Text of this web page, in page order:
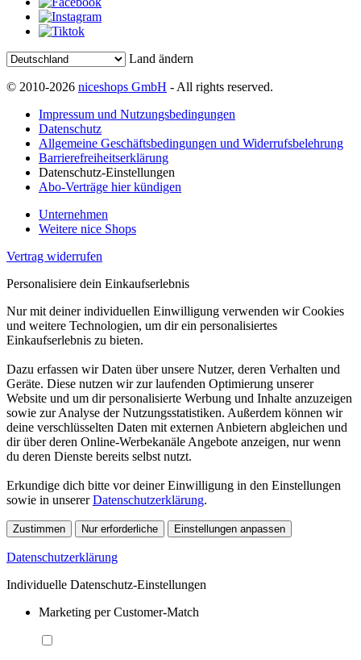
Land ändern
© 2010-2026 niceshops GmbH - All rights reserved.
Impressum und Nutzungsbedingungen
Datenschutz
Allgemeine Geschäftsbedingungen und Widerrufsbelehrung
Barrierefreiheitserklärung
Datenschutz-Einstellungen
Abo-Verträge hier kündigen
Unternehmen
Weitere nice Shops
Vertrag widerrufen
Personalisiere dein Einkaufserlebnis
Nur mit deiner individuellen Einwilligung verwenden wir Cookies
und weitere Technologien, um dir ein personalisiertes
Einkaufserlebnis zu bieten.
Dazu erfassen wir Daten über unsere Nutzer, deren Verhalten und
Geräte. Diese nutzen wir zur laufenden Optimierung unserer
Website und um dir personalisierte Werbung und Inhalte anzuzeigen
sowie zur Analyse der Nutzungsstatistiken. Außerdem können wir
deine verschlüsselten Daten mit externen Anbietern abgleichen und
dir über deren Online-Werbekanäle Angebote anzeigen, nur wenn
du deren Dienste bereits selbst nutzt.
Erkundige dich bitte vor deiner Einwilligung in den Einstellungen
sowie in unsererDatenschutzerklärung.
Zustimmen Nur erforderliche Einstellungen anpassen
Datenschutzerklärung
Individuelle Datenschutz-Einstellungen
Marketing per Customer-Match